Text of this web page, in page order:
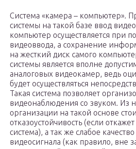
Система «камера – компьютер».
системы на такой базе ввод
компьютер осуществляется при
видеоввода, а сохранение
на жесткий диск самого
системы является вполне
аналоговых видеокамер, ведь
будет осуществляться
Такая система позволяет
видеонаблюдения со звуком. Из
организации на такой основе
отказоустойчивость (если
система), а так же слабое
видеосигнала (как правило, вне